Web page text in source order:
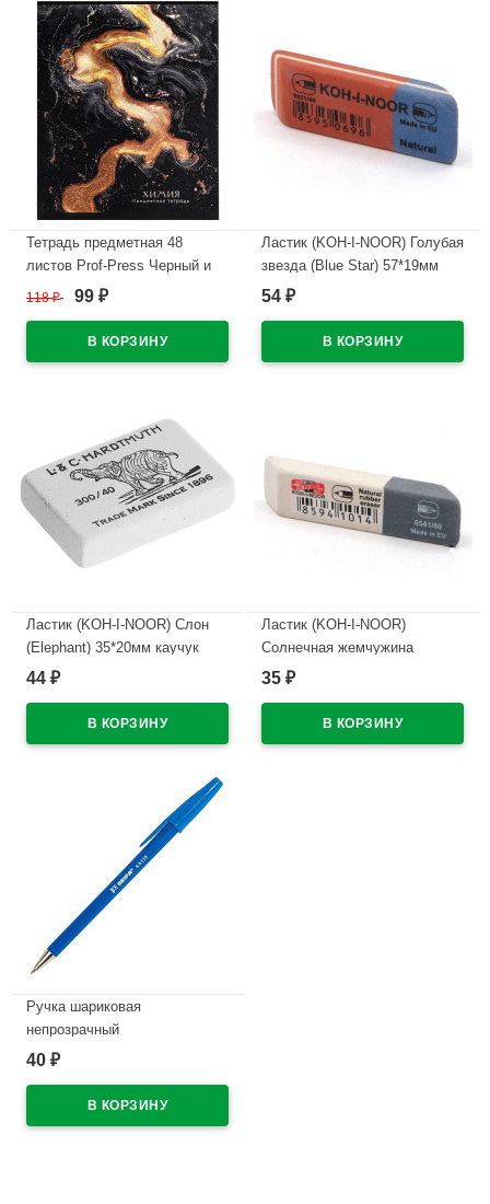
Тетрадь предметная 48
листов Prof-Press Черный и
холодный (Black&Cold) Химия
выборочный лак арт.48-2715
118₽ 99 ₽
Ластик (KOH-I-NOOR) Голубая
звезда (Blue Star) 57*19мм
арт.6521/40 (Ст.40/320)
54 ₽
Ластик (KOH-I-NOOR) Слон
(Elephant) 35*20мм каучук
арт.300/40-48
44 ₽
Ластик (KOH-I-NOOR)
Солнечная жемчужина
(Sunpearl) 60*13мм
35 ₽
Ручка шариковая
непрозрачный
антискользящий синий корпус
арт.110В-ВL
40 ₽